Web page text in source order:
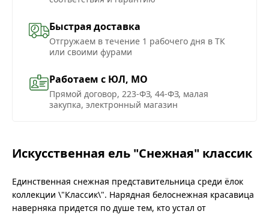
Быстрая доставка
Отгружаем в течение 1 рабочего дня в ТК
или своими фурами
Работаем с ЮЛ, МО
Прямой договор, 223-ФЗ, 44-ФЗ, малая
закупка, электронный магазин
Искусственная ель "Снежная" классик
Единственная снежная представительница среди ёлок
коллекции \"Классик\". Нарядная белоснежная красавица
наверняка придется по душе тем, кто устал от